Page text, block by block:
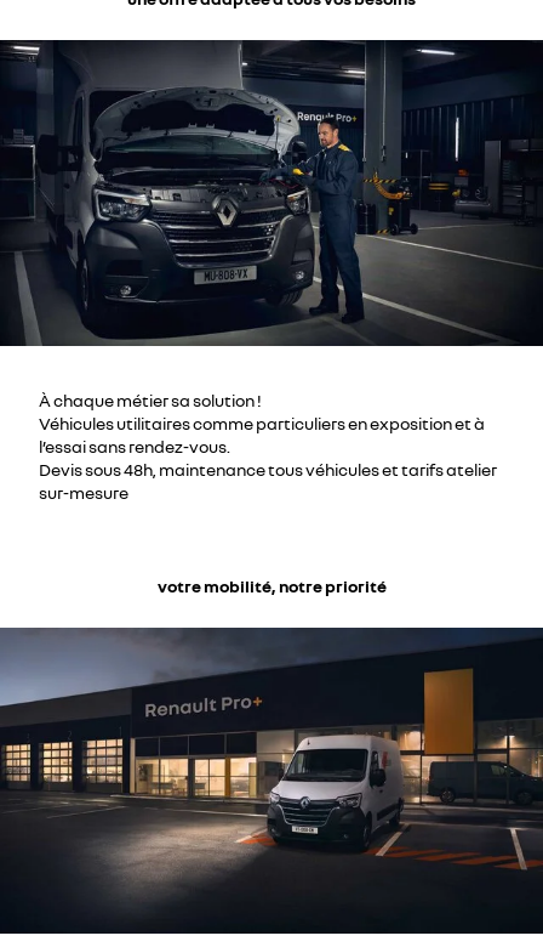
À chaque métier sa solution !
Véhicules utilitaires comme particuliers en exposition et à
l’essai sans rendez-vous.
Devis sous 48h, maintenance tous véhicules et tarifs atelier
sur-mesure
votre mobilité, notre priorité